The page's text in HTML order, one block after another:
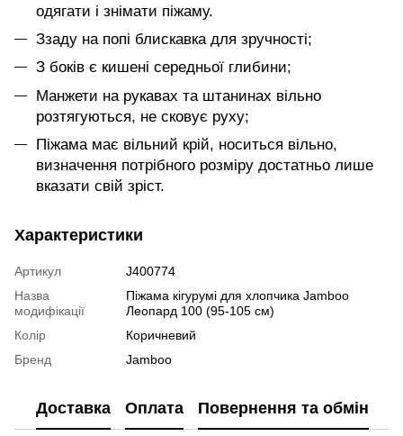
одягати і знімати піжаму.
Ззаду на попі блискавка для зручності;
З боків є кишені середньої глибини;
Манжети на рукавах та штанинах вільно
розтягуються, не сковує руху;
Піжама має вільний крій, носиться вільно,
визначення потрібного розміру достатньо лише
вказати свій зріст.
Характеристики
Артикул
J400774
Назва
модифікації
Піжама кігурумі для хлопчика Jamboo
Леопард 100 (95-105 см)
Колір
Коричневий
Бренд
Jamboo
Доставка Оплата Повернення та обмін